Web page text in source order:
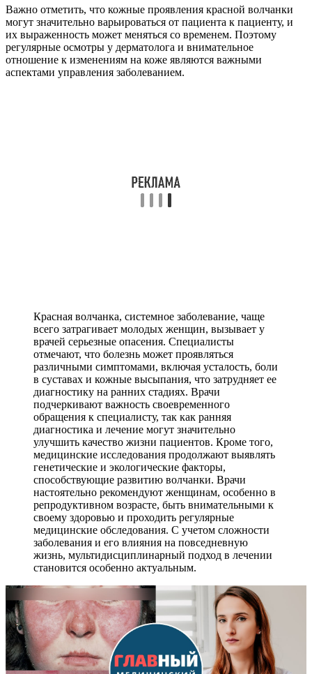
Важно отметить, что кожные проявления красной волчанки
могут значительно варьироваться от пациента к пациенту, и
их выраженность может меняться со временем. Поэтому
регулярные осмотры у дерматолога и внимательное
отношение к изменениям на коже являются важными
аспектами управления заболеванием.
Красная волчанка, системное заболевание, чаще
всего затрагивает молодых женщин, вызывает у
врачей серьезные опасения. Специалисты
отмечают, что болезнь может проявляться
различными симптомами, включая усталость, боли
в суставах и кожные высыпания, что затрудняет ее
диагностику на ранних стадиях. Врачи
подчеркивают важность своевременного
обращения к специалисту, так как ранняя
диагностика и лечение могут значительно
улучшить качество жизни пациентов. Кроме того,
медицинские исследования продолжают выявлять
генетические и экологические факторы,
способствующие развитию волчанки. Врачи
настоятельно рекомендуют женщинам, особенно в
репродуктивном возрасте, быть внимательными к
своему здоровью и проходить регулярные
медицинские обследования. С учетом сложности
заболевания и его влияния на повседневную
жизнь, мультидисциплинарный подход в лечении
становится особенно актуальным.